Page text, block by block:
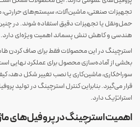
تجهیزات صنعتی، ماشین‌آلات، سیستم‌های حرارتی،
حمل‌ونقل یا تجهیزات دقیق استفاده شوند. در چنین
هندسی و کاهش تنش پسماند اهمیت ویژه‌ای دارد.
استرچینگ در این محصولات فقط برای صاف کردن
بخشی از آماده‌سازی محصول برای عملکرد نهایی
سوراخکاری، ماشین‌کاری یا نصب تغییر شکل دهد،
قرار می‌گیرد. بنابراین کنترل استرچینگ در تولید
استراتژیک دارد.
اهمیت استرچینگ در پروفیل‌های